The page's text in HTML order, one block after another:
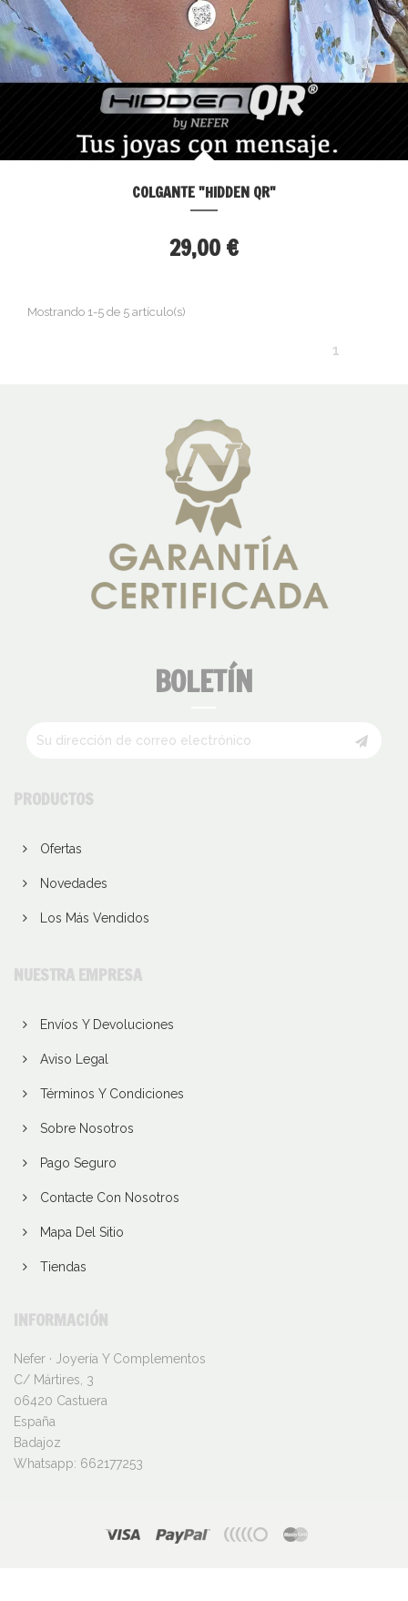
COLGANTE "HIDDEN QR"
29,00 €
Mostrando 1-5 de 5 artículo(s)
1
BOLETÍN
PRODUCTOS
Ofertas
Novedades
Los Más Vendidos
NUESTRA EMPRESA
Envíos Y Devoluciones
Aviso Legal
Términos Y Condiciones
Sobre Nosotros
Pago Seguro
Contacte Con Nosotros
Mapa Del Sitio
Tiendas
INFORMACIÓN
Nefer · Joyería Y Complementos
C/ Mártires, 3
06420 Castuera
España
Badajoz
Whatsapp: 662177253